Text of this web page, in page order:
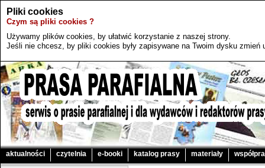
Pliki cookies
Czym są pliki cookies ?
Używamy plików cookies, by ułatwić korzystanie z naszej strony.
Jeśli nie chcesz, by pliki cookies były zapisywane na Twoim dysku zmień
aktualności czytelnia e-booki katalog prasy materiały